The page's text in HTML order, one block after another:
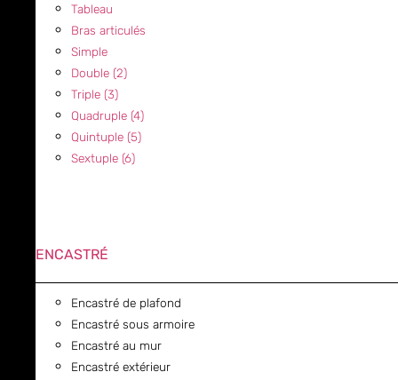
Tableau
Bras articulés
Simple
Double (2)
Triple (3)
Quadruple (4)
Quintuple (5)
Sextuple (6)
ENCASTRÉ
Encastré de plafond
Encastré sous armoire
Encastré au mur
Encastré extérieur